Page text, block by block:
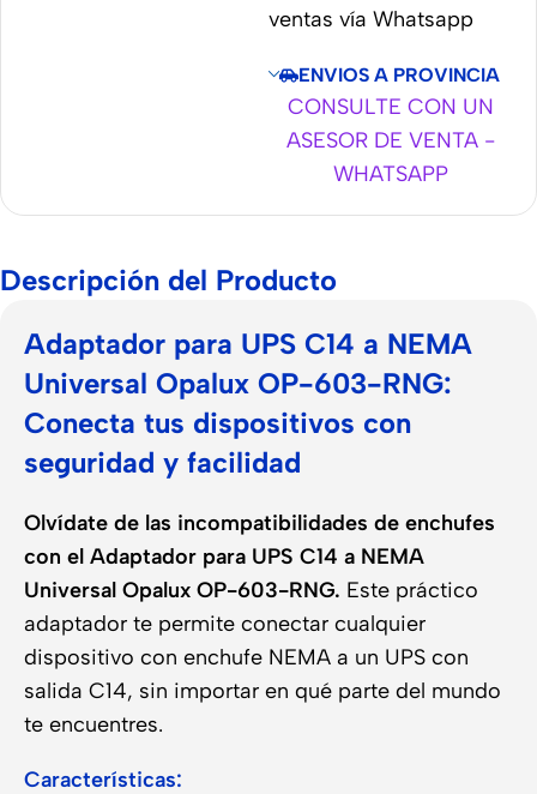
ventas vía Whatsapp
ENVIOS A PROVINCIA
CONSULTE CON UN
ASESOR DE VENTA -
WHATSAPP
Descripción del Producto
Adaptador para UPS C14 a NEMA
Universal Opalux OP-603-RNG:
Conecta tus dispositivos con
seguridad y facilidad
Olvídate de las incompatibilidades de enchufes
con el Adaptador para UPS C14 a NEMA
Universal Opalux OP-603-RNG. Este práctico
adaptador te permite conectar cualquier
dispositivo con enchufe NEMA a un UPS con
salida C14, sin importar en qué parte del mundo
te encuentres.
Características: